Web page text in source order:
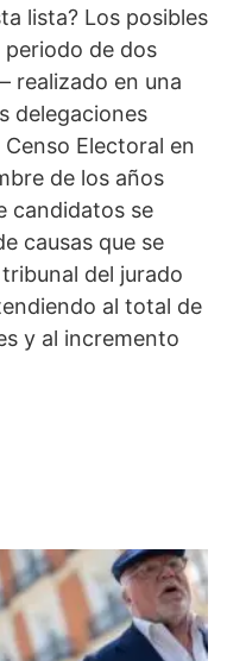
lista? Los posibles
periodo de dos
realizado en una
delegaciones
Electoral en
de los años
candidatos se
causas que se
del jurado
al total de
y al incremento